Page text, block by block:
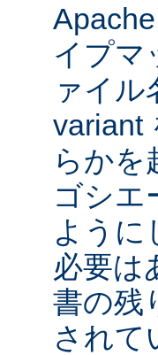
イプマ
ァイル
variant
らかを
ゴシエ
ように
必要は
書の残
されて